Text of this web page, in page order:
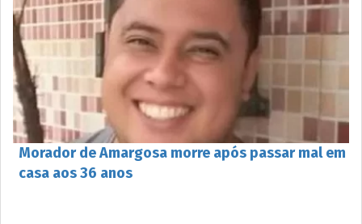
Morador de Amargosa morre após passar mal em
casa aos 36 anos